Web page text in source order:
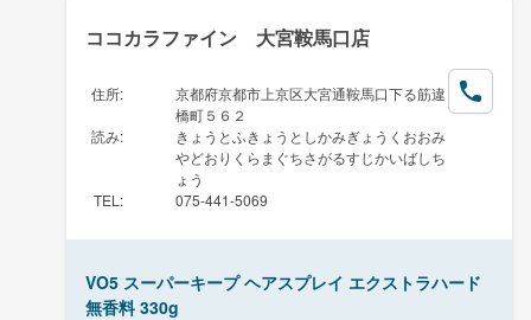
ココカラファイン 大宮鞍馬口店
住所:
京都府京都市上京区大宮通鞍馬口下る筋違
橋町５６２
読み:
きょうとふきょうとしかみぎょうくおおみ
やどおりくらまぐちさがるすじかいばしち
ょう
TEL : 075-441-5069
VO5 スーパーキープ ヘアスプレイ エクストラハード
無香料 330g